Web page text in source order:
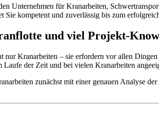
Unternehmen für Kranarbeiten,
Sie kompetent und zuverlässig bis zum
und viel Projekt-
nur Kranarbeiten – sie erfordern vor allen
der Zeit und bei vielen Kranarbeiten
zunächst mit einer genauen Analyse